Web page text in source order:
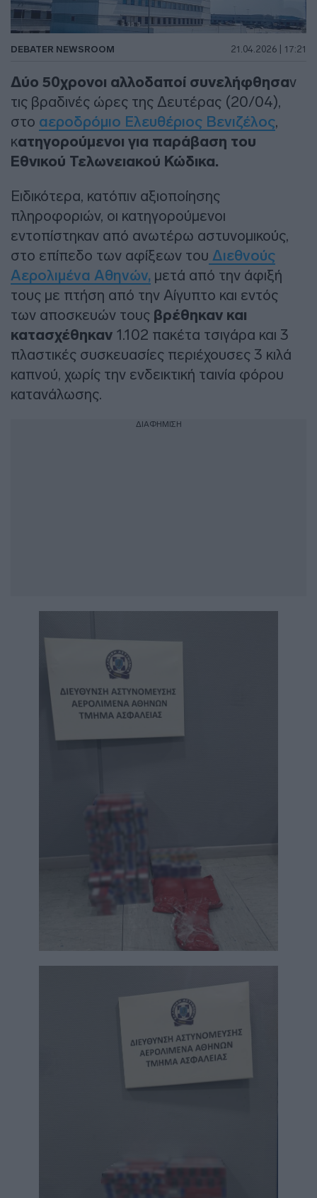
DEBATER NEWSROOM 21.04.2026 | 17:21
Δύο 50χρονοι αλλοδαποί συνελήφθησαν
τις βραδινές ώρες της Δευτέρας (20/04),
στο αεροδρόμιο Ελευθέριος Βενιζέλος,
κατηγορούμενοι για παράβαση του
Εθνικού Τελωνειακού Κώδικα.
Ειδικότερα, κατόπιν αξιοποίησης
πληροφοριών, οι κατηγορούμενοι
εντοπίστηκαν από ανωτέρω αστυνομικούς,
στο επίπεδο των αφίξεων του Διεθνούς
Αερολιμένα Αθηνών, μετά από την άφιξή
τους με πτήση από την Αίγυπτο και εντός
των αποσκευών τους βρέθηκαν και
κατασχέθηκαν 1.102 πακέτα τσιγάρα και 3
πλαστικές συσκευασίες περιέχουσες 3 κιλά
καπνού, χωρίς την ενδεικτική ταινία φόρου
κατανάλωσης.
ΔΙΑΦΗΜΙΣΗ